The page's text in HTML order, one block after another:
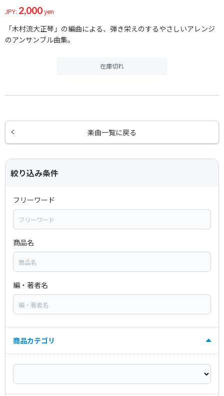
JPY: 2,000yen
「木村流大正琴」の編曲による、弾き栄えのするやさしいアレンジ
のアンサンブル曲集。
在庫切れ
楽曲一覧に戻る
絞り込み条件
フリーワード
商品名
編・著者名
商品カテゴリ